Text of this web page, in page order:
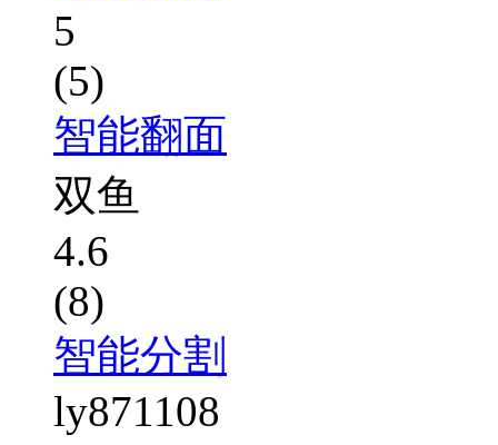
5
(5)
智能翻面
双鱼
4.6
(8)
智能分割
ly871108